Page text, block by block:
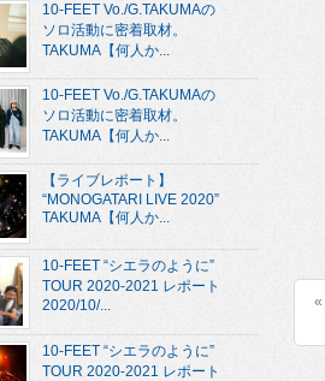
«
10-FEET Vo./G.TAKUMAの
ソロ活動に密着取材。
TAKUMA【何人か...
10-FEET Vo./G.TAKUMAの
ソロ活動に密着取材。
TAKUMA【何人か...
【ライブレポート】
“MONOGATARI LIVE 2020”
TAKUMA【何人か...
10-FEET “シエラのように”
TOUR 2020-2021 レポート
2020/10/...
10-FEET “シエラのように”
TOUR 2020-2021 レポート